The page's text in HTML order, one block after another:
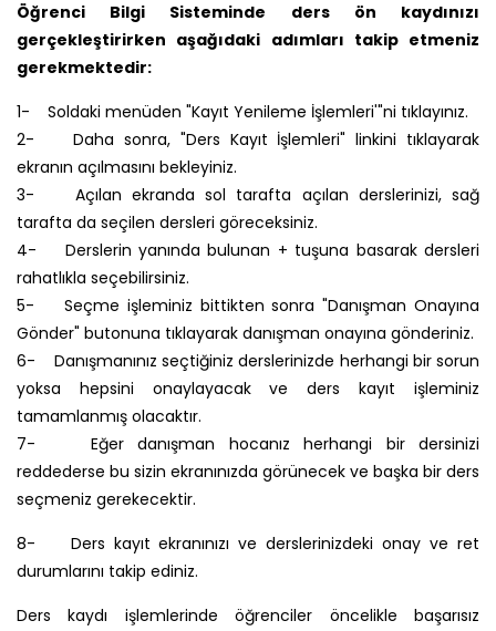
Öğrenci Bilgi Sisteminde ders ön kaydınızı
gerçekleştirirken aşağıdaki adımları takip etmeniz
gerekmektedir:
1- Soldaki menüden "Kayıt Yenileme İşlemleri'"ni tıklayınız.
2- Daha sonra, "Ders Kayıt İşlemleri" linkini tıklayarak
ekranın açılmasını bekleyiniz.
3- Açılan ekranda sol tarafta açılan derslerinizi, sağ
tarafta da seçilen dersleri göreceksiniz.
4- Derslerin yanında bulunan + tuşuna basarak dersleri
rahatlıkla seçebilirsiniz.
5- Seçme işleminiz bittikten sonra "Danışman Onayına
Gönder" butonuna tıklayarak danışman onayına gönderiniz.
6- Danışmanınız seçtiğiniz derslerinizde herhangi bir sorun
yoksa hepsini onaylayacak ve ders kayıt işleminiz
tamamlanmış olacaktır.
7- Eğer danışman hocanız herhangi bir dersinizi
reddederse bu sizin ekranınızda görünecek ve başka bir ders
seçmeniz gerekecektir.
8- Ders kayıt ekranınızı ve derslerinizdeki onay ve ret
durumlarını takip ediniz.
Ders kaydı işlemlerinde öğrenciler öncelikle başarısız